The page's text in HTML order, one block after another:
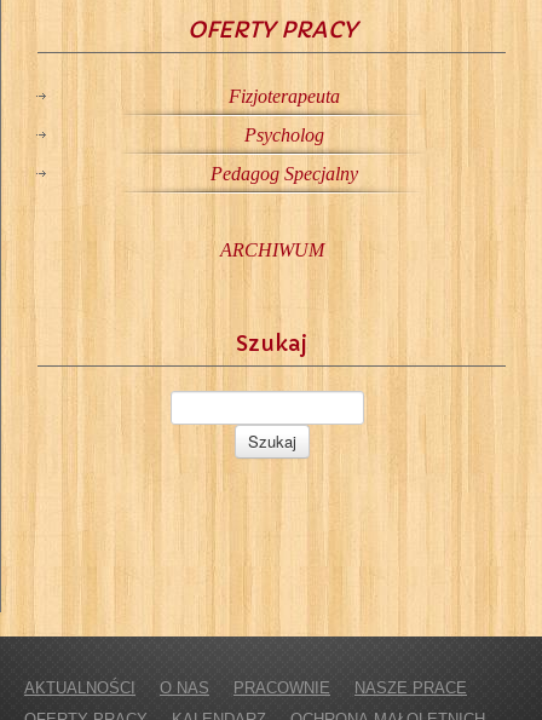
OFERTY PRACY
Fizjoterapeuta
Psycholog
Pedagog Specjalny
ARCHIWUM
Szukaj
AKTUALNOŚCI O NAS PRACOWNIE
NASZE PRACE